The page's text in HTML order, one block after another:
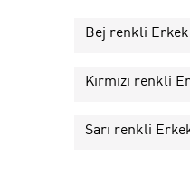
Bej renkli
Kırmızı renkli
Sarı renkli